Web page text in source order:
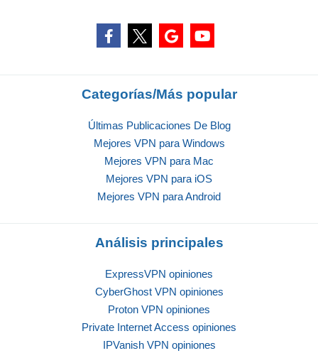
Categorías/Más popular
Últimas Publicaciones De Blog
Mejores VPN para Windows
Mejores VPN para Mac
Mejores VPN para iOS
Mejores VPN para Android
Análisis principales
ExpressVPN opiniones
CyberGhost VPN opiniones
Proton VPN opiniones
Private Internet Access opiniones
IPVanish VPN opiniones